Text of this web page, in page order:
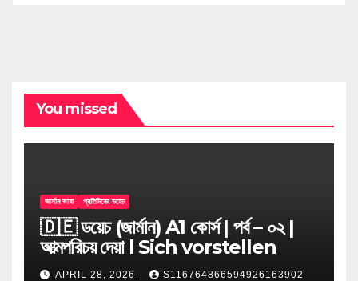
You missed
জার্মান ভাষা প্রতিদিনের ডয়েচ
🇩🇪 ডয়েচ (জার্মান) A1 কোর্স | পর্ব – ০২ |
আত্মপরিচয় দেয়া l Sich vorstellen
APRIL 28, 2026 S116764866594926163902